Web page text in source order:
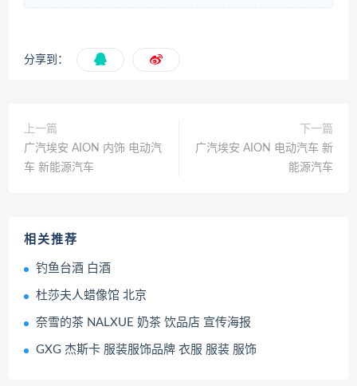
分享到：
上一篇
广汽埃安 AION 内饰 电动汽
车 新能源汽车
下一篇
广汽埃安 AION 电动汽车 新
能源汽车
相关推荐
钓鱼台酒 白酒
杜莎夫人蜡像馆 北京
奈雪的茶 NALXUE 奶茶 饮品店 宣传海报
GXG 杰斯卡 服装服饰品牌 衣服 服装 服饰